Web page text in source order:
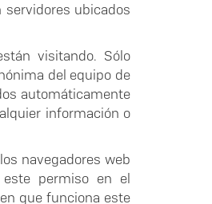
ubicados
visitando. Sólo
del equipo de
automáticamente
información o
navegadores web
este permiso en el
que funciona este